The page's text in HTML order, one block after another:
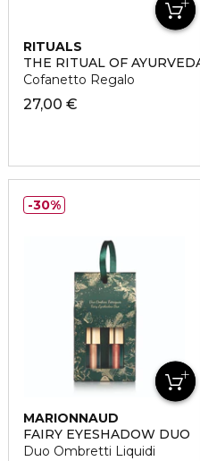
RITUALS
THE RITUAL OF
Cofanetto Regalo
27,00 €
MARIONNAUD
FAIRY EYESHADOW DUO
Duo Ombretti Liquidi
30%